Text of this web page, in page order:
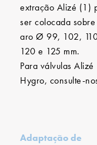
extração Alizé (1)
ser colocada sobre
aro Ø 99, 102,
120 e 125 mm.
Para válvulas Alizé
Hygro, consulte-
Adaptação de